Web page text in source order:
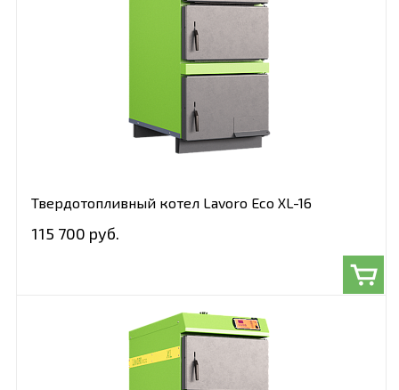
Твердотопливный котел Lavoro Eco XL-16
115 700 руб.